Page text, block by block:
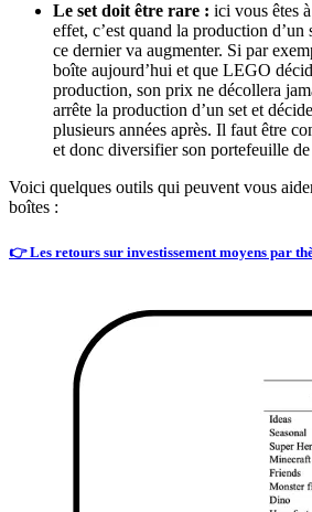
Le set doit être rare : ici vous êtes
effet, c’est quand la production d’un
ce dernier va augmenter. Si par
boîte aujourd’hui et que LEGO
production, son prix ne décollera
arrête la production d’un set et
plusieurs années après. Il faut être
et donc diversifier son portefeuille
Voici quelques outils qui peuvent vous
boîtes :
👉 Les retours sur investissement moyens par